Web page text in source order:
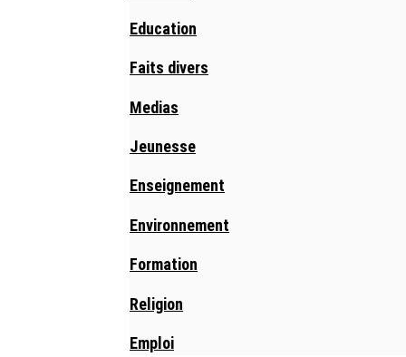
Education
Faits divers
Medias
Jeunesse
Enseignement
Environnement
Formation
Religion
Emploi